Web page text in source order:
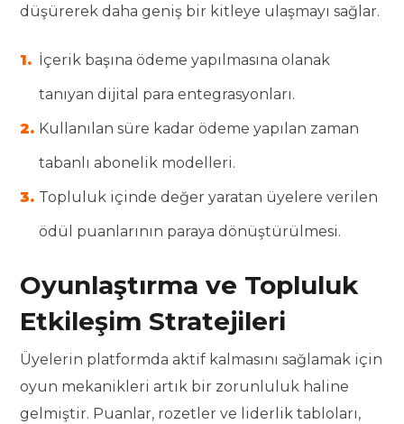
düşürerek daha geniş bir kitleye ulaşmayı sağlar.
İçerik başına ödeme yapılmasına olanak
tanıyan dijital para entegrasyonları.
Kullanılan süre kadar ödeme yapılan zaman
tabanlı abonelik modelleri.
Topluluk içinde değer yaratan üyelere verilen
ödül puanlarının paraya dönüştürülmesi.
Oyunlaştırma ve Topluluk
Etkileşim Stratejileri
Üyelerin platformda aktif kalmasını sağlamak için
oyun mekanikleri artık bir zorunluluk haline
gelmiştir. Puanlar, rozetler ve liderlik tabloları,